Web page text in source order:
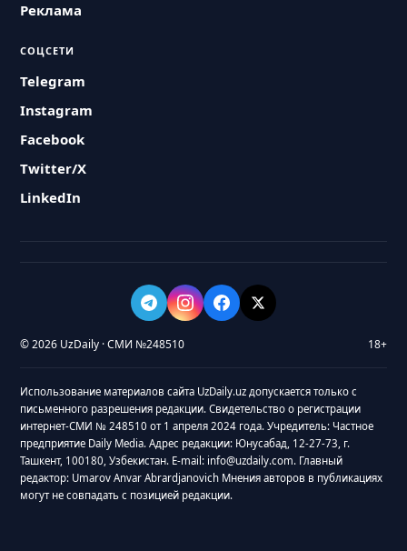
Реклама
СОЦСЕТИ
Telegram
Instagram
Facebook
Twitter/X
LinkedIn
© 2026 UzDaily · СМИ №248510 18+
Использование материалов сайта UzDaily.uz допускается только с
письменного разрешения редакции. Свидетельство о регистрации
интернет-СМИ № 248510 от 1 апреля 2024 года. Учредитель: Частное
предприятие Daily Media. Адрес редакции: Юнусабад, 12-27-73, г.
Ташкент, 100180, Узбекистан. E-mail: info@uzdaily.com. Главный
редактор: Umarov Anvar Abrardjanovich Мнения авторов в публикациях
могут не совпадать с позицией редакции.